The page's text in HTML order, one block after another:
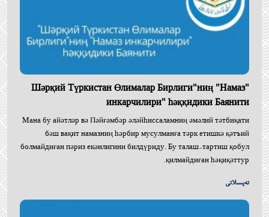
"Шәрқий Түркистан Өлималар Бирлиги"ниң "Намаз
инкарчилири" һәққидики Баянити
Мана бу айәтләр вә Пәйғәмбәр әләйһиссаламниң әмәлий тәтбиқати
бәш вақит намазниң һәрбир мусулманға тәрк етишкә қәтъий
болмайдиған пәриз екәнлигини билдүриду. Бу талаш-тартиш қобул
қилмайдиған һәқиқәттур.
تەپسىلاتى